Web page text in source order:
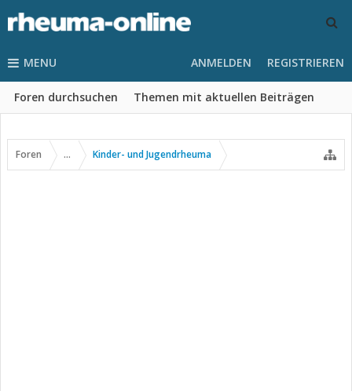
MENU
Foren durchsuchen Themen mit aktuellen Beiträgen
ANMELDEN REGISTRIEREN
Foren ... Kinder- und Jugendrheuma